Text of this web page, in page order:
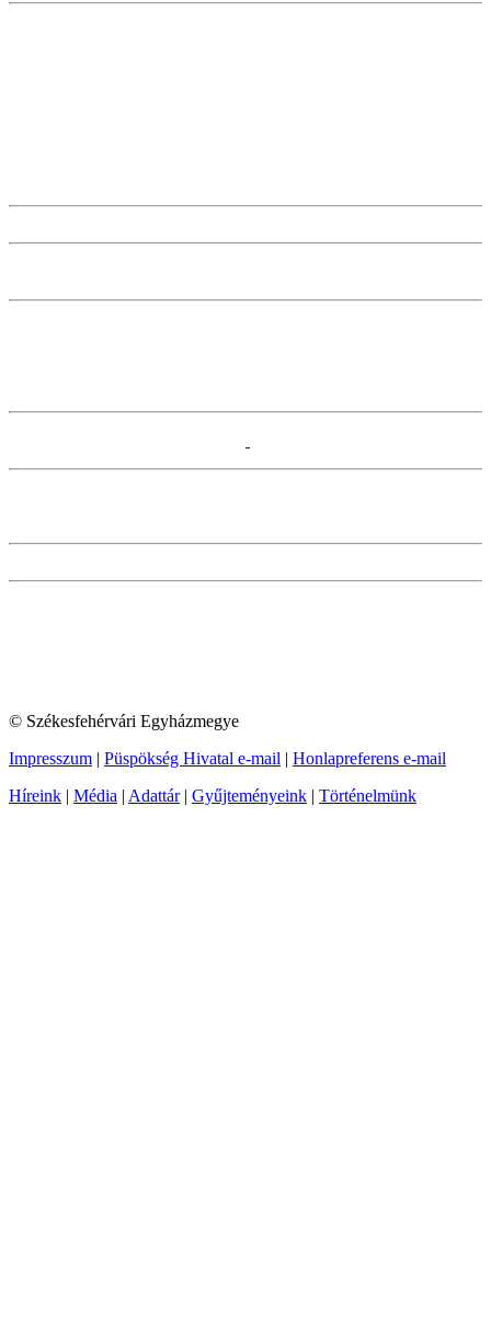
© Székesfehérvári Egyházmegye
Impresszum | Püspökség Hivatal e-mail | Honlapreferens e-mail
Híreink | Média | Adattár| Gyűjteményeink | Történelmünk